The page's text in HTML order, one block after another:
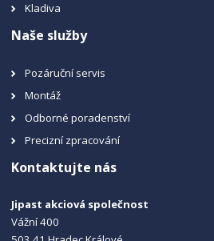
Kladiva
Naše služby
Pozáruční servis
Montáž
Odborné poradenství
Precizní zpracování
Kontaktujte nás
Jipast akciová společnost
Vážní 400